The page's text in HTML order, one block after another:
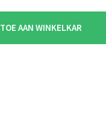
AAN WINKELKAR